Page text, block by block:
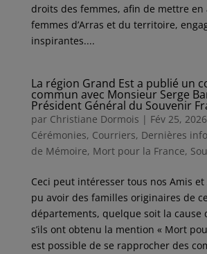
droits des femmes, afin de mettre en
femmes d’Arras et du territoire,
inspirantes....
La région Grand Est a publié un
commun avec Monsieur Serge
Président Général du Souvenir
par Christiane Dormois | Fév 25, 2026
Cérémonies, Courriers, Dernières
de Mémoire, Mort pour la France,
Ceci peut intéresser tous nos Amis
pu avoir des familles originaires de
départements, quelque soit la cause
s’ils ont obtenu la mention « Mort
est possible de se rapprocher des